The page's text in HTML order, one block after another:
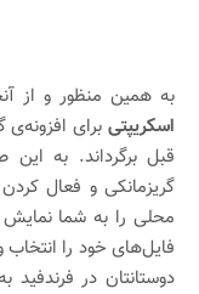
به همین منظور و از
اسکریپتی برای افزونه‌ی
قبل برگرداند. به
محلی را به شما نمایش
فایل‌های خود را
دوستانتان در فرندفید